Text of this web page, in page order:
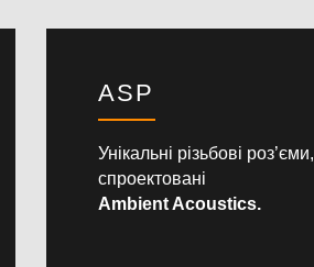
ASP
Унікальні різьбові роз’єми,
спроектовані
Ambient Acoustics.